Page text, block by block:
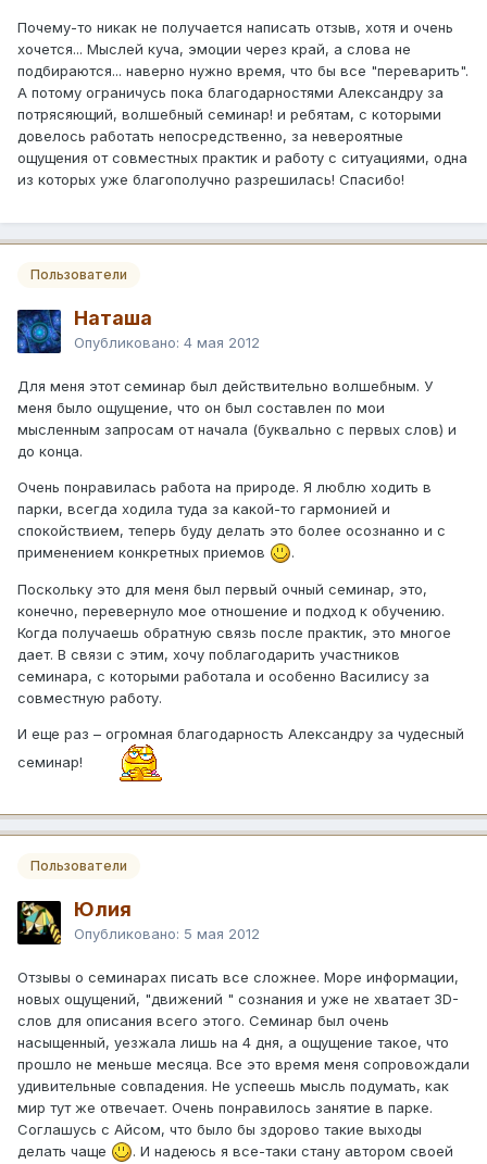
Почему-то никак не получается написать отзыв, хотя и очень
хочется... Мыслей куча, эмоции через край, а слова не
подбираются... наверно нужно время, что бы все "переварить".
А потому ограничусь пока благодарностями Александру за
потрясяющий, волшебный семинар! и ребятам, с которыми
довелось работать непосредственно, за невероятные
ощущения от совместных практик и работу с ситуациями, одна
из которых уже благополучно разрешилась! Спасибо!
Пользователи
Наташа
Опубликовано: 4 мая 2012
Для меня этот семинар был действительно волшебным. У
меня было ощущение, что он был составлен по мои
мысленным запросам от начала (буквально с первых слов) и
до конца.
Очень понравилась работа на природе. Я люблю ходить в
парки, всегда ходила туда за какой-то гармонией и
спокойствием, теперь буду делать это более осознанно и с
применением конкретных приемов
.
Поскольку это для меня был первый очный семинар, это,
конечно, перевернуло мое отношение и подход к обучению.
Когда получаешь обратную связь после практик, это многое
дает. В связи с этим, хочу поблагодарить участников
семинара, с которыми работала и особенно Василису за
совместную работу.
И еще раз – огромная благодарность Александру за чудесный
семинар!
Пользователи
Юлия
Опубликовано: 5 мая 2012
Отзывы о семинарах писать все сложнее. Море информации,
новых ощущений, "движений " сознания и уже не хватает 3D-
слов для описания всего этого. Семинар был очень
насыщенный, уезжала лишь на 4 дня, а ощущение такое, что
прошло не меньше месяца. Все это время меня сопровождали
удивительные совпадения. Не успеешь мысль подумать, как
мир тут же отвечает. Очень понравилось занятие в парке.
Соглашусь с Айсом, что было бы здорово такие выходы
делать чаще
. И надеюсь я все-таки стану автором своей